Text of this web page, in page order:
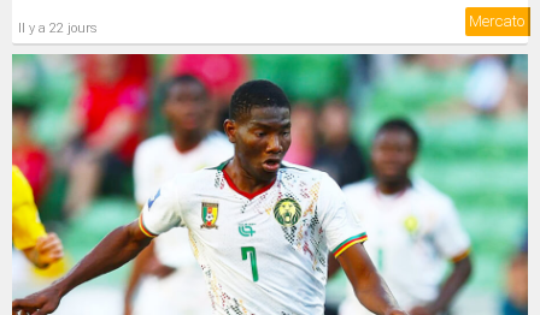
il y a 22 jours Mercato